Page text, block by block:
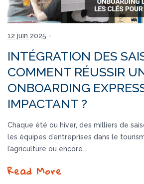
12 juin 2025 -
INTÉGRATION DES
COMMENT RÉUSSIR
ONBOARDING
IMPACTANT ?
Chaque été ou hiver, des milliers de
les équipes d’entreprises dans le
l’agriculture ou encore...
Read More